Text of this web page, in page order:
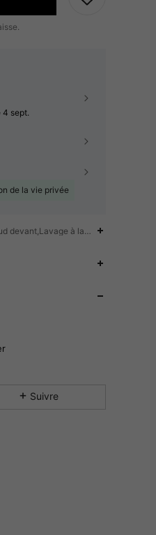
4 sept.
de la vie privée
devant,Lavage à la main ou
Suivre